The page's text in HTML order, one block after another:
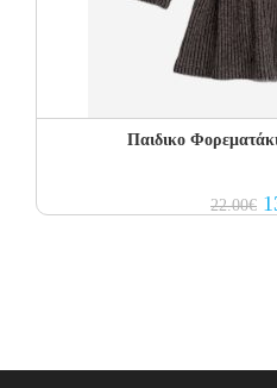
Παιδικο
22.00€